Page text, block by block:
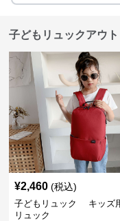
子どもリュックアウ
¥2,460 (税込)
子どもリュック キッズ
リュック